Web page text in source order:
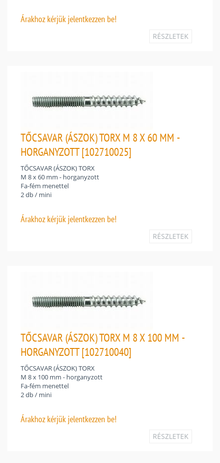
Árakhoz kérjük jelentkezzen be!
RÉSZLETEK
TŐCSAVAR (ÁSZOK) TORX M 8 X 60 MM -
HORGANYZOTT [102710025]
TŐCSAVAR (ÁSZOK) TORX
M 8 x 60 mm - horganyzott
Fa-fém menettel
2 db / mini
Árakhoz kérjük jelentkezzen be!
RÉSZLETEK
TŐCSAVAR (ÁSZOK) TORX M 8 X 100 MM -
HORGANYZOTT [102710040]
TŐCSAVAR (ÁSZOK) TORX
M 8 x 100 mm - horganyzott
Fa-fém menettel
2 db / mini
Árakhoz kérjük jelentkezzen be!
RÉSZLETEK